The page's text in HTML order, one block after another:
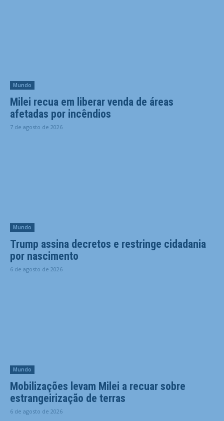
Mundo
Milei recua em liberar venda de áreas
afetadas por incêndios
7 de agosto de 2026
Mundo
Trump assina decretos e restringe cidadania
por nascimento
6 de agosto de 2026
Mundo
Mobilizações levam Milei a recuar sobre
estrangeirização de terras
6 de agosto de 2026